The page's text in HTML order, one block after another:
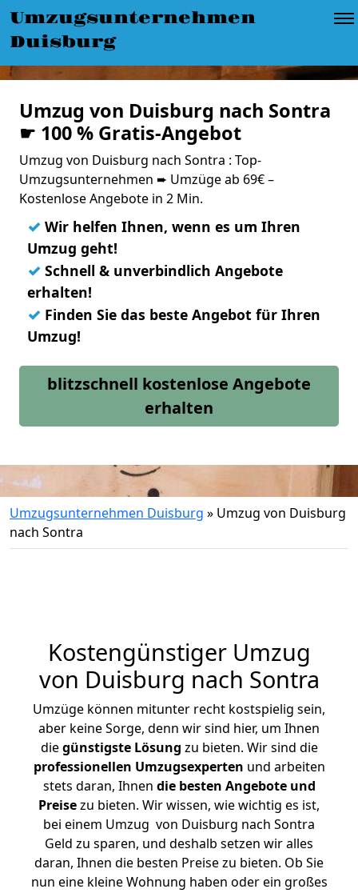
Umzugsunternehmen
Duisburg
Umzug von Duisburg nach Sontra
☛ 100 % Gratis-Angebot
Umzug von Duisburg nach Sontra : Top-
Umzugsunternehmen ➨ Umzüge ab 69€ –
Kostenlose Angebote in 2 Min.
✓ Wir helfen Ihnen, wenn es um Ihren
Umzug geht!
✓ Schnell & unverbindlich Angebote
erhalten!
✓ Finden Sie das beste Angebot für Ihren
Umzug!
blitzschnell kostenlose Angebote
erhalten
Umzugsunternehmen Duisburg » Umzug von Duisburg
nach Sontra
Kostengünstiger Umzug
von Duisburg nach Sontra
Umzüge können mitunter recht kostspielig sein,
aber keine Sorge, denn wir sind hier, um Ihnen
diegünstigste Lösung zu bieten. Wir sind die
professionellen Umzugsexperten und arbeiten
stets daran, Ihnen die besten Angebote und
Preisezu bieten. Wir wissen, wie wichtig es ist,
bei einem Umzug von Duisburg nach Sontra
Geld zu sparen, und deshalb setzen wir alles
daran, Ihnen die besten Preise zu bieten. Ob Sie
nun eine kleine Wohnung haben oder ein großes